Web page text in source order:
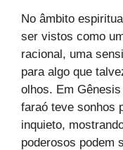
No âmbito
ser vistos como
racional, uma
para algo que
olhos. Em
faraó teve sonhos
inquieto,
poderosos podem